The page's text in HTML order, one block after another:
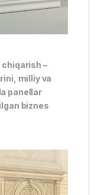
chiqarish –
milliy va
panellar
biznes